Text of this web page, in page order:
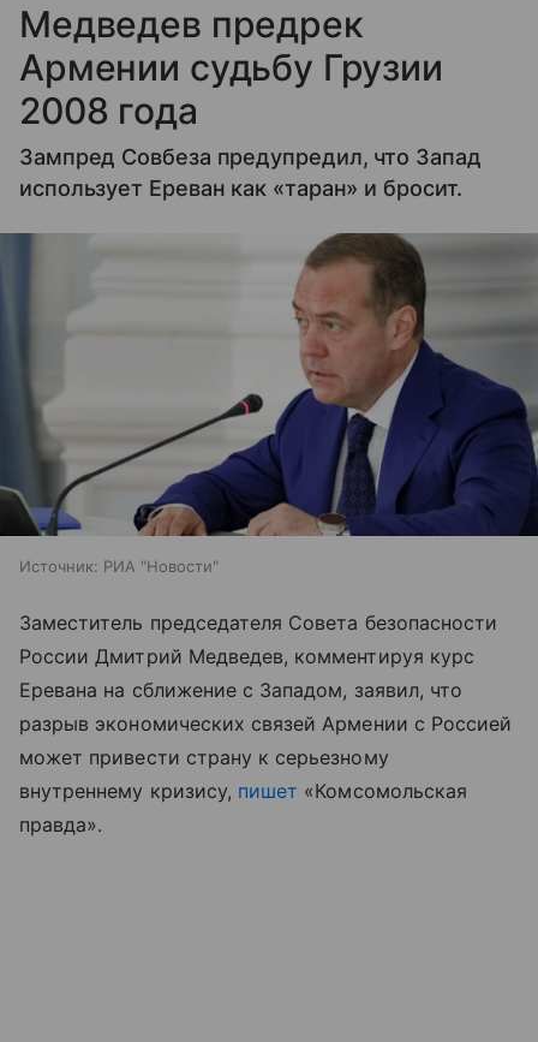
Медведев предрек
Армении судьбу Грузии
2008 года
Зампред Совбеза предупредил, что Запад
использует Ереван как «таран» и бросит.
Источник: РИА "Новости"
Заместитель председателя Совета безопасности
России Дмитрий Медведев, комментируя курс
Еревана на сближение с Западом, заявил, что
разрыв экономических связей Армении с Россией
может привести страну к серьезному
внутреннему кризису, пишет «Комсомольская
правда».